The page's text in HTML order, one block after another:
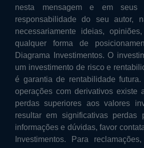
nesta mensagem e em seus
responsabilidade do seu autor,
necessariamente ideias,
qualquer forma de
Diagrama Investimentos. O
um investimento de risco e
é garantia de rentabilidade
operações com derivativos existe
perdas superiores aos valores
resultar em significativas perdas
informações e dúvidas, favor
Investimentos. Para